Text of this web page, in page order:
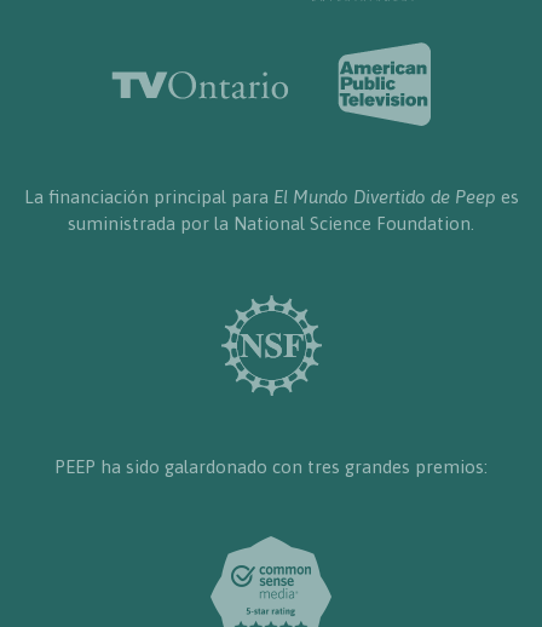
La financiación principal para El Mundo Divertido de Peep es
suministrada por la National Science Foundation.
PEEP ha sido galardonado con tres grandes premios: